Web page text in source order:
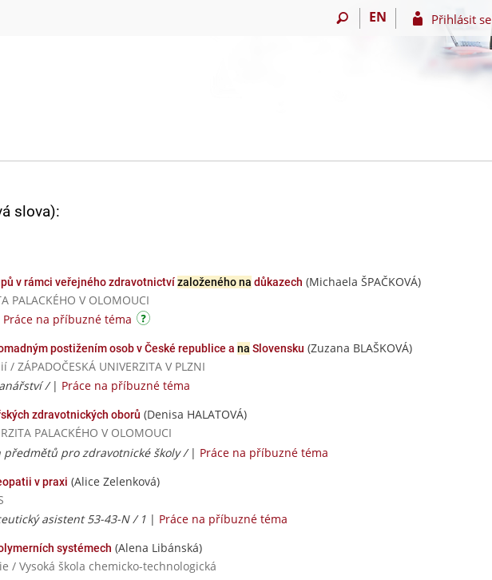
EN Přihlásit se
slova):
v rámci veřejného zdravotnictvízaloženého na důkazech (Michaela ŠPAČKOVÁ)
V OLOMOUCI
Práce na příbuzné téma
postižením osob v České republice a na Slovensku (Zuzana BLAŠKOVÁ)
UNIVERZITA V PLZNI
/ | Práce na příbuzné téma
zdravotnických oborů (Denisa HALATOVÁ)
PALACKÉHO V OLOMOUCI
předmětů pro zdravotnické školy / | Práce na příbuzné téma
v praxi (Alice Zelenková)
asistent 53-43-N / 1 | Práce na příbuzné téma
systémech (Alena Libánská)
/ Vysoká škola chemicko-technologická